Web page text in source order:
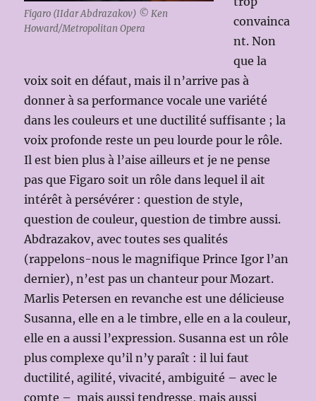
Figaro (IIdar Abdrazakov) © Ken
Howard/Metropolitan Opera
convainca
nt. Non
que la
voix soit en défaut, mais il n’arrive pas à
donner à sa performance vocale une variété
dans les couleurs et une ductilité suffisante ; la
voix profonde reste un peu lourde pour le rôle.
Il est bien plus à l’aise ailleurs et je ne pense
pas que Figaro soit un rôle dans lequel il ait
intérêt à persévérer : question de style,
question de couleur, question de timbre aussi.
Abdrazakov, avec toutes ses qualités
(rappelons-nous le magnifique Prince Igor l’an
dernier), n’est pas un chanteur pour Mozart.
Marlis Petersen en revanche est une délicieuse
Susanna, elle en a le timbre, elle en a la couleur,
elle en a aussi l’expression. Susanna est un rôle
plus complexe qu’il n’y paraît : il lui faut
ductilité, agilité, vivacité, ambiguité – avec le
comte – mais aussi tendresse, mais aussi